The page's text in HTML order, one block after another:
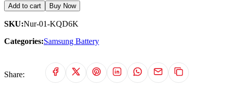
Add to cart Buy Now
SKU:Nur-01-KQD6K
Categories:Samsung Battery
Share: